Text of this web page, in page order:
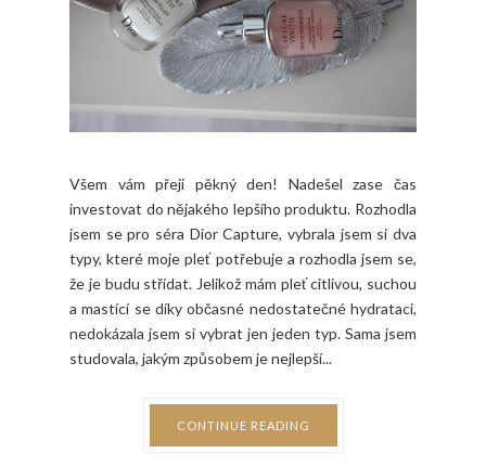
Všem vám přeji pěkný den! Nadešel zase čas
investovat do nějakého lepšího produktu. Rozhodla
jsem se pro séra Dior Capture, vybrala jsem si dva
typy, které moje pleť potřebuje a rozhodla jsem se,
že je budu střídat. Jelikož mám pleť citlivou, suchou
a mastící se díky občasné nedostatečné hydrataci,
nedokázala jsem si vybrat jen jeden typ. Sama jsem
studovala, jakým způsobem je nejlepší...
CONTINUE READING